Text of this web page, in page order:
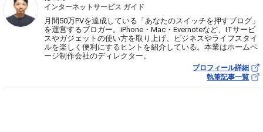
インターネットサービス ガイド
月間50万PVを達成している「あなたのスイッチを押すブログ」
を運営するブロガー。iPhone・Mac・Evernoteなど、ITサービ
スやガジェットの使い方を取り上げ、ビジネスやライフスタイ
ルを楽しく便利にするヒントを紹介している。本業はホームペ
ージ制作会社のディレクター。
プロフィール詳細
執筆記事一覧